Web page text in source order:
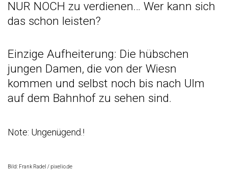
NUR NOCH zu verdienen… Wer kann sich
das schon leisten?
Einzige Aufheiterung: Die hübschen
jungen Damen, die von der Wiesn
kommen und selbst noch bis nach Ulm
auf dem Bahnhof zu sehen sind.
Note: Ungenügend.!
Bild: Frank Radel / pixelio.de